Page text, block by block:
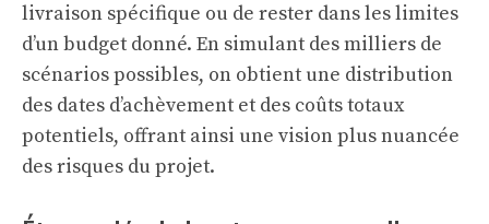
livraison spécifique ou de rester dans les limites
d’un budget donné. En simulant des milliers de
scénarios possibles, on obtient une distribution
des dates d’achèvement et des coûts totaux
potentiels, offrant ainsi une vision plus nuancée
des risques du projet.